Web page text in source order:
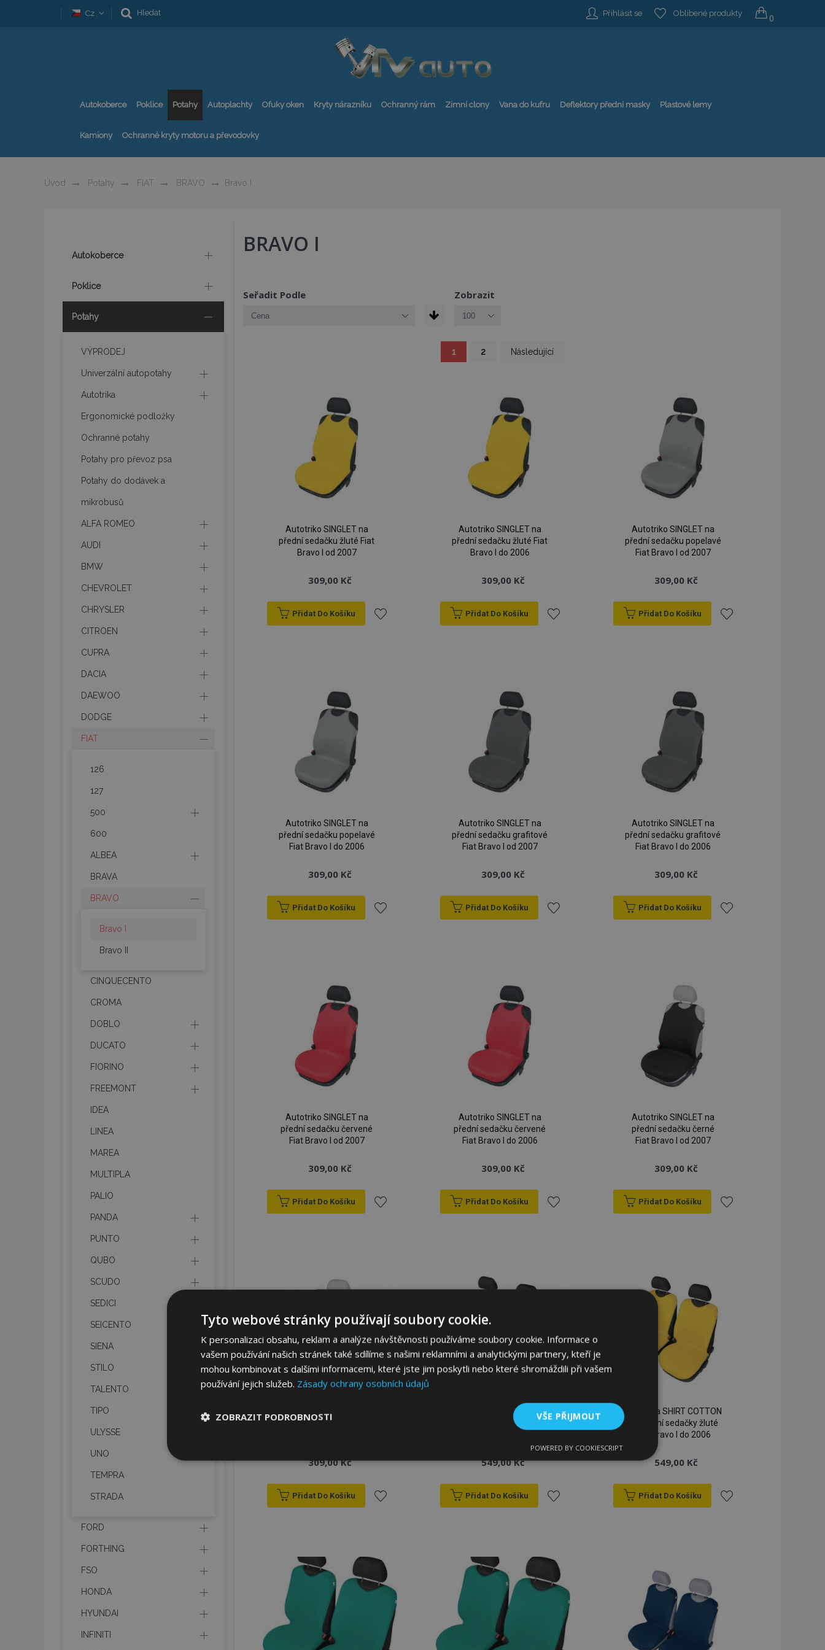
Cz Hledat Přihlásit se Oblíbené produkty 0
Autokoberce Poklice Potahy Autoplachty Ofuky oken Kryty nárazníku Ochranný rám Zimní clony Vana do kufru Deflektory přední masky Plastové lemy
Kamiony Ochranné kryty motoru a převodovky
Úvod Potahy FIAT BRAVO Bravo I
BRAVO I
Seřadit Podle Zobrazit
1 2 Následující
Autotriko SINGLET na
přední sedačku žluté Fiat
Bravo I od 2007
309,00 Kč
Přidat Do Košíku
Autotriko SINGLET na
přední sedačku žluté Fiat
Bravo I do 2006
309,00 Kč
Přidat Do Košíku
Autotriko SINGLET na
přední sedačku popelavé
Fiat Bravo I od 2007
309,00 Kč
Přidat Do Košíku
Autotriko SINGLET na
přední sedačku popelavé
Fiat Bravo I do 2006
309,00 Kč
Přidat Do Košíku
Autotriko SINGLET na
přední sedačku grafitové
Fiat Bravo I od 2007
309,00 Kč
Přidat Do Košíku
Autotriko SINGLET na
přední sedačku grafitové
Fiat Bravo I do 2006
309,00 Kč
Přidat Do Košíku
Autotriko SINGLET na
přední sedačku červené
Fiat Bravo I od 2007
309,00 Kč
Přidat Do Košíku
Autotriko SINGLET na
přední sedačku červené
Fiat Bravo I do 2006
309,00 Kč
Přidat Do Košíku
Autotriko SINGLET na
přední sedačku černé
Fiat Bravo I od 2007
309,00 Kč
Přidat Do Košíku
přední sedačku černé
309,00 Kč
Přidat Do Košíku
oblíbeným
Autotrika SHIRT COTTON
na přední sedačky žluté
549,00 Kč
Přidat Do Košíku
oblíbeným
Autotrika SHIRT COTTON
na přední sedačky žluté
Fiat Bravo I do 2006
549,00 Kč
Přidat Do Košíku
Autokoberce
Poklice
Potahy
VÝPRODEJ
Univerzální autopotahy
Autotrika
Ergonomické podložky
Ochranné potahy
Potahy pro převoz psa
Potahy do dodávek a
mikrobusů
ALFA ROMEO
AUDI
BMW
CHEVROLET
CHRYSLER
CITROEN
CUPRA
DACIA
DAEWOO
DODGE
FIAT
126
127
500
600
ALBEA
BRAVA
BRAVO
Bravo I
Bravo II
CINQUECENTO
CROMA
DOBLO
DUCATO
FIORINO
FREEMONT
IDEA
LINEA
MAREA
MULTIPLA
PALIO
PANDA
PUNTO
QUBO
SCUDO
SEDICI
SEICENTO
SIENA
STILO
TALENTO
TIPO
ULYSSE
UNO
TEMPRA
STRADA
FORD
FORTHING
FSO
HONDA
HYUNDAI
INFINITI
Tyto webové stránky používají soubory cookie.
K personalizaci obsahu, reklam a analýze návštěvnosti používáme soubory cookie. Informace o
vašem používání našich stránek také sdílíme s našimi reklamními a analytickými partnery, kteří je
mohou kombinovat s dalšími informacemi, které jste jim poskytli nebo které shromáždili při vašem
používání jejich služeb. Zásady ochrany osobních údajů
VŠE PŘIJMOUT
ZOBRAZIT PODROBNOSTI
soubory
Funkční soubory
Nezbytně nutné soubory cookie umožňují základní funkce webových stránek, jako je přihlášení uživatele a správa účtu.
Webové stránky nelze bez nezbytně nutných souborů cookie správně používat.
/
Popis
www.vtvauto.cz
Ukládá informace specifické pro zákazníka
související s akcemi zahájenými nakupujícími,
jako je zobrazení seznamu přání, informace o
POWERED BY COOKIESCRIPT